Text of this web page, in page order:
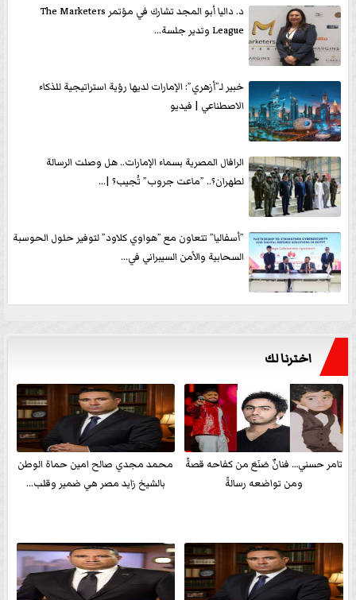
د. داليا أبو المجد تشارك في مؤتمر The Marketers
League وتدير جلسة...
خبير لـ”أزهري”: الإمارات لديها رؤية استراتيجية للذكاء
الاصطناعي | فيديو
الرافال المصرية بسماء الإمارات.. هل وصلت الرسالة
لطهران؟.. ”ماعت جروب” تُجيب؟ |...
”أسفاليا” تتعاون مع ”هواوي كلاود” لتوفير حلول الحوسبة
السحابية والأمن السيبراني في...
اخترنا لك
تامر حسني… فنانٌ صَنَعَ من كفاحه قصةً
ومن تواضعه رسالةً
محمد مجدي صالح امين حماة الوطن
بالشيخ زايد مصر هي ضمير وقلب...